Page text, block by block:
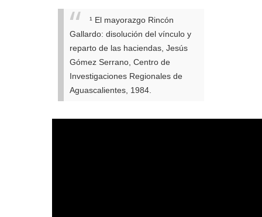
¹ El mayorazgo Rincón
Gallardo: disolución del vínculo y
reparto de las haciendas, Jesús
Gómez Serrano, Centro de
Investigaciones Regionales de
Aguascalientes, 1984.